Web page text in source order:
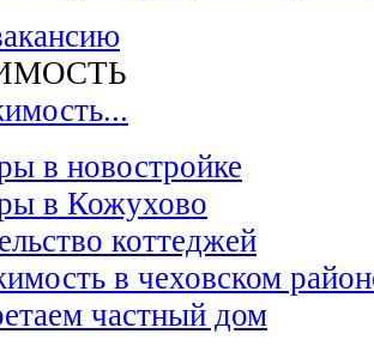
в новостройке
в Кожухово
коттеджей
в чеховском
частный дом